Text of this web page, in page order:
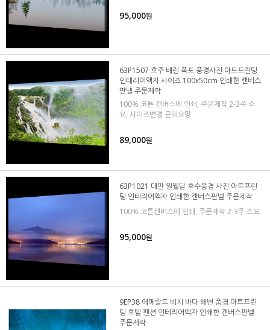
95,000원
63P1507 호주 배런 폭포 풍경사진 아트프린팅
인테리어액자 사이즈 100x50cm 인쇄한 캔버스
판넬 주문제작
100% 코튼 캔버스에 인쇄, 주문제작 2-3주 소
요, 사이즈변경 문의요망
89,000원
63P1021 대만 일월담 호수풍경 사진 아트프린
팅 인테리어액자 인쇄한 캔버스판넬 주문제작
100% 코튼캔버스에 인쇄, 주문제작 2-3주 소요
95,000원
9EP38 에메랄드 비치 바다 해변 풍경 아트프린
팅 호텔 펜션 인테리어액자 인쇄한 캔버스판넬
주문제작